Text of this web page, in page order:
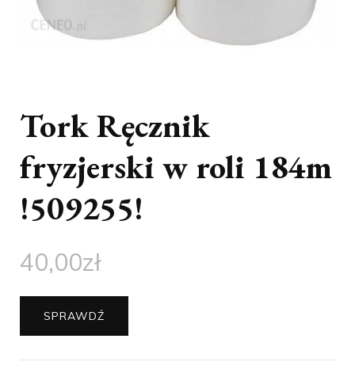
Tork Ręcznik
fryzjerski w roli 184m
!509255!
40,00zł
SPRAWDŹ